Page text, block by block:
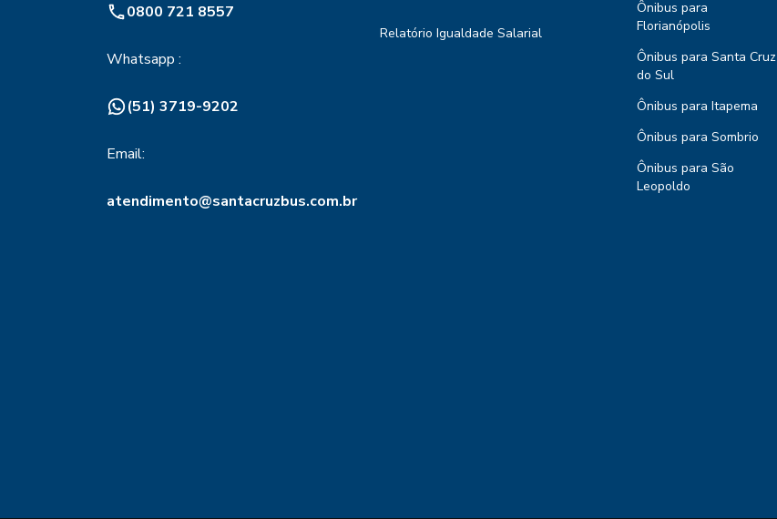
0800 721 8557
Whatsapp :
(51) 3719-9202
Email:
atendimento@santacruzbus.com.br
Relatório Igualdade Salarial
Ônibus para
Florianópolis
Ônibus para Santa Cruz
do Sul
Ônibus para Itapema
Ônibus para Sombrio
Ônibus para São
Leopoldo